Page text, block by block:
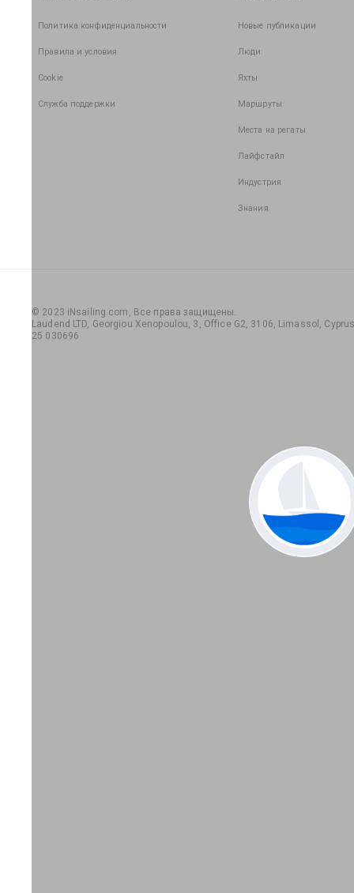
Политика конфиденциальности
Правила и условия
Cookie
Служба поддержки
Новые публикации
Люди
Яхты
Маршруты
Места на регаты
Лайфстайл
Индустрия
Знания
© 2023 iNsailing.com, Все права защищены.
Laudend LTD, Georgiou Xenopoulou, 3, Office G2, 3106, Limassol,
25 030696